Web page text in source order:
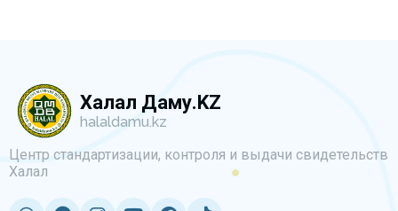
Халал Даму.KZ
halaldamu.kz
Центр стандартизации, контроля и выдачи свидетельств
Халал